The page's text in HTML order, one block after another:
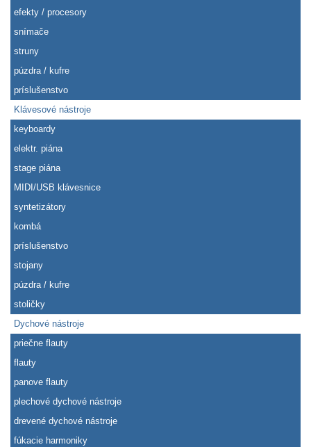
efekty / procesory
snímače
struny
púzdra / kufre
príslušenstvo
Klávesové nástroje
keyboardy
elektr. piána
stage piána
MIDI/USB klávesnice
syntetizátory
kombá
príslušenstvo
stojany
púzdra / kufre
stoličky
Dychové nástroje
priečne flauty
flauty
panove flauty
plechové dychové nástroje
drevené dychové nástroje
fúkacie harmoniky